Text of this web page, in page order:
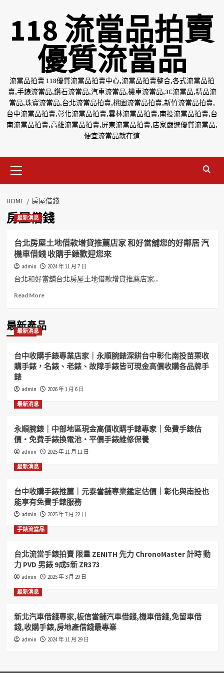
118 流當品拍賣
優質流當品
流當品拍賣 118優質流當品拍賣中心,流當品拍賣整合,各式流當品拍
賣,手錶流當品,鑽石流當品,汽車流當品,機車流當品,3C流當品,精品流
當品,珠寶流當品,台北流當品拍賣,桃園流當品拍賣,新竹流當品拍賣,
台中流當品拍賣,彰化流當品拍賣,雲林流當品拍賣,南投流當品拍賣,台
南流當品拍賣,高雄流當品拍賣,屏東流當品拍賣,店家嚴選優質流當品,
便宜流當品就在這
Menu
HOME 房屋借錢
房屋借錢
最新消息
台北房屋土地借款增貸推薦店家 和好當舖您的好鄰居 汽
機車借錢 收購手錶歡迎您來
admin 2024 年 11 月 7 日
台北和好當舖台北房屋土地借款增貸推薦店家...
Read MoreRead
台
北
屋
土
地
款
薦
店
和
您
的
好
居
機
車
借
錢
錶
歡
迎
最新產品
最新消息
台中收購手錶專業店家｜永順腕錶深耕台中彰化南投苗栗收
購手錶，名錶、老錶、故障手錶皆可現金高價收購各品牌手
錶
admin 2026 年 1 月 6 日
最新消息
永順腕錶｜中部地區現金高價收購手錶專家｜免費手錶估
價・免費手錶換電池・平價手錶維修保養
admin 2025 年 11 月 11 日
最新消息
台中收購手錶推薦｜元泰當舖專業鑑定估價｜彰化與南投也
能享有免費手錶服務
admin 2025 年 7 月 22 日
手錶流當品
台北流當手錶拍賣 限量 ZENITH 先力 ChronoMaster 計時 動
力 PVD 男錶 9成5新 ZR373
admin 2025 年 3 月 29 日
最新消息
新北汽車借錢專家,板信當舖汽車借錢,機車借錢,免留車借
錢,收購手錶,房地產借錢最專業
admin 2024 年 11 月 29 日